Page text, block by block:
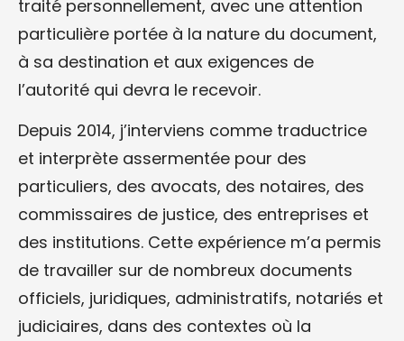
traité personnellement, avec une attention
particulière portée à la nature du document,
à sa destination et aux exigences de
l’autorité qui devra le recevoir.
Depuis 2014, j’interviens comme traductrice
et interprète assermentée pour des
particuliers, des avocats, des notaires, des
commissaires de justice, des entreprises et
des institutions. Cette expérience m’a permis
de travailler sur de nombreux documents
officiels, juridiques, administratifs, notariés et
judiciaires, dans des contextes où la